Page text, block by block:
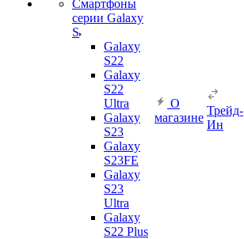
Смартфоны
серии Galaxy
S
Galaxy
S22
Galaxy
S22
Ultra
Galaxy
S23
Galaxy
S23FE
Galaxy
S23
Ultra
Galaxy
S22 Plus
О
магазине
Трейд-
Ин